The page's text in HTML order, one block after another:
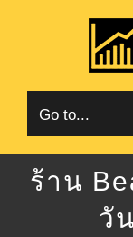
content
Go to...
ร้าน
วั